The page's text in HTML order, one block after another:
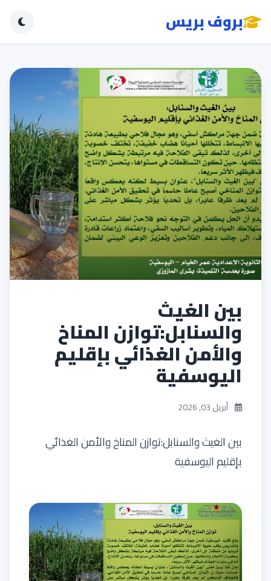
بروف بريس
بين الغيث
والسنابل:توازن المناخ
والأمن الغذائي بإقليم
اليوسفية
أبريل 03, 2026
بين الغيث والسنابل:توازن المناخ والأمن الغذائي
بإقليم اليوسفية